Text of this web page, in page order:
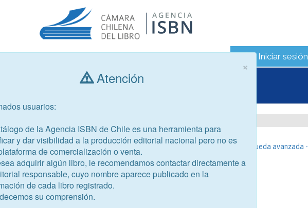
Iniciar sesión
Consultar libros
- Búsqueda avanzada -
×
Atención
usuarios:
de la Agencia ISBN de Chile es una herramienta para
y dar visibilidad a la producción editorial nacional pero no es
de comercialización o venta.
adquirir algún libro, le recomendamos contactar directamente a
responsable, cuyo nombre aparece publicado en la
de cada libro registrado.
su comprensión.